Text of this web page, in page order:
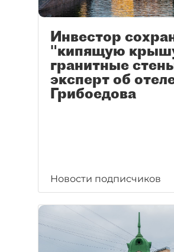
Инвестор
"кипящую
гранитные
эксперт об
Грибоедова
Новости подписчиков